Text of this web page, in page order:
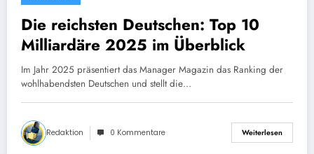
Die reichsten Deutschen: Top 10
Milliardäre 2025 im Überblick
Im Jahr 2025 präsentiert das Manager Magazin das Ranking der
wohlhabendsten Deutschen und stellt die…
Redaktion 0 Kommentare Weiterlesen